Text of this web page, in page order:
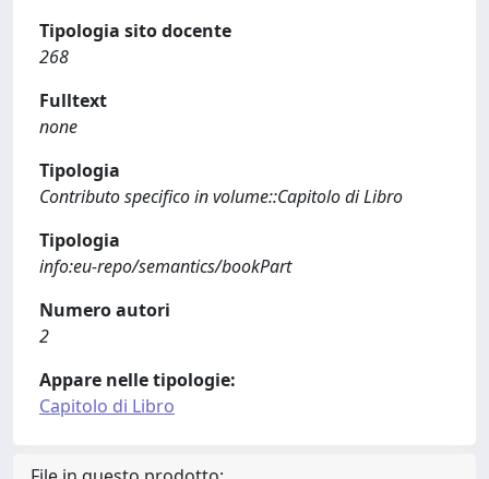
Tipologia sito docente
268
Fulltext
none
Tipologia
Contributo specifico in volume::Capitolo di Libro
Tipologia
info:eu-repo/semantics/bookPart
Numero autori
2
Appare nelle tipologie:
Capitolo di Libro